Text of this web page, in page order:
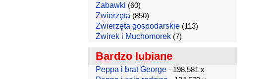
Zabawki (60)
Zwierzęta (850)
Zwierzęta gospodarskie(113)
Żwirek i Muchomorek(7)
Bardzo lubiane
Peppa i brat George- 198,581 x